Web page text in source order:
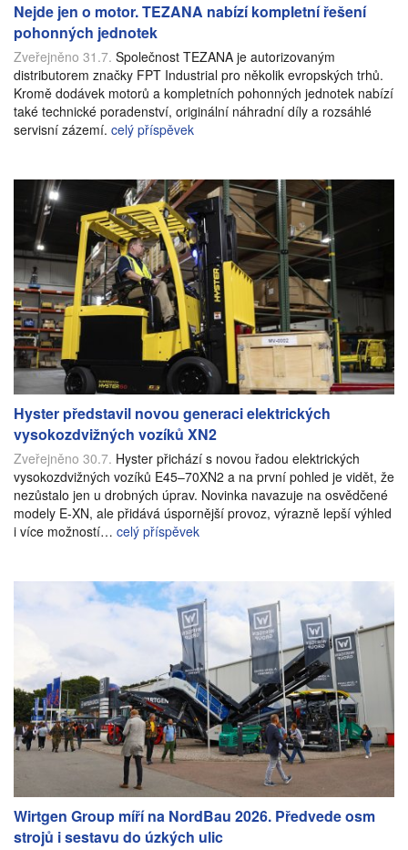
Nejde jen o motor. TEZANA nabízí kompletní řešení
pohonných jednotek
Zveřejněno 31.7. Společnost TEZANA je autorizovaným
distributorem značky FPT Industrial pro několik evropských trhů.
Kromě dodávek motorů a kompletních pohonných jednotek nabízí
také technické poradenství, originální náhradní díly a rozsáhlé
servisní zázemí. celý příspěvek
Hyster představil novou generaci elektrických
vysokozdvižných vozíků XN2
Zveřejněno 30.7. Hyster přichází s novou řadou elektrických
vysokozdvižných vozíků E45–70XN2 a na první pohled je vidět, že
nezůstalo jen u drobných úprav. Novinka navazuje na osvědčené
modely E-XN, ale přidává úspornější provoz, výrazně lepší výhled
i více možností… celý příspěvek
Wirtgen Group míří na NordBau 2026. Předvede osm
strojů i sestavu do úzkých ulic